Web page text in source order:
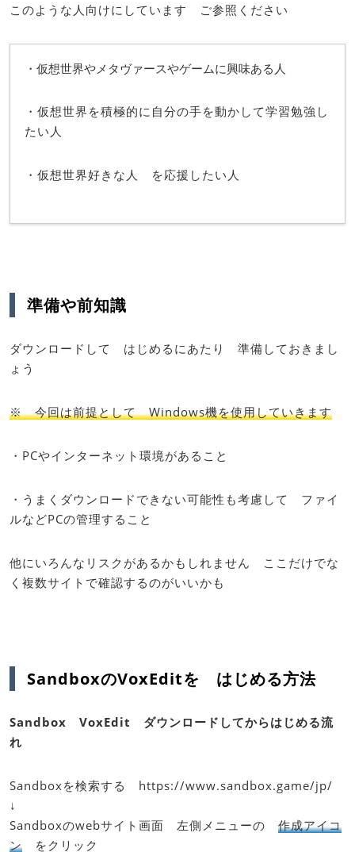
このような人向けにしています ご参照ください
・仮想世界やメタヴァースやゲームに興味ある人
・仮想世界を積極的に自分の手を動かして学習勉強し
たい人
・仮想世界好きな人 を応援したい人
準備や前知識
ダウンロードして はじめるにあたり 準備しておきまし
ょう
※ 今回は前提として Windows機を使用していきます
・PCやインターネット環境があること
・うまくダウンロードできない可能性も考慮して ファイ
ルなどPCの管理すること
他にいろんなリスクがあるかもしれません ここだけでな
く複数サイトで確認するのがいいかも
SandboxのVoxEditを はじめる方法
Sandbox VoxEdit ダウンロードしてからはじめる流
れ
Sandboxを検索する https://www.sandbox.game/jp/
↓
Sandboxのwebサイト画面 左側メニューの 作成アイコ
ン をクリック